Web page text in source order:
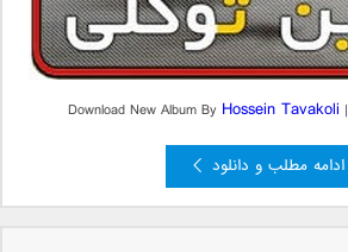
Download New Album By Hossein Tavakoli |
ادامه مطلب و دانلود